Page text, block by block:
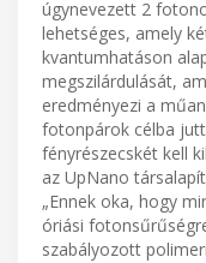
úgynevezett 2
lehetséges, amely
kvantumhatáson
megszilárdulását,
eredményezi a
fotonpárok célba
fényrészecskét kell
az UpNano
„Ennek oka, hogy
óriási
szabályozott